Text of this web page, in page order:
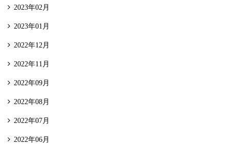
2023年02月
2023年01月
2022年12月
2022年11月
2022年09月
2022年08月
2022年07月
2022年06月